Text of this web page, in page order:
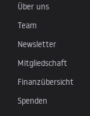
Über uns
Team
Newsletter
Mitgliedschaft
Finanzübersicht
Spenden